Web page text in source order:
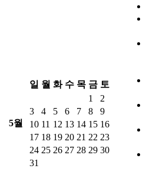
5월
일 월 화 수 목 금 토
1
2
3
4 5 6 7 8
9
10 11 12 13 14 15 16
17 18 19 20 21 22 23
24 25 26 27 28 29 30
31